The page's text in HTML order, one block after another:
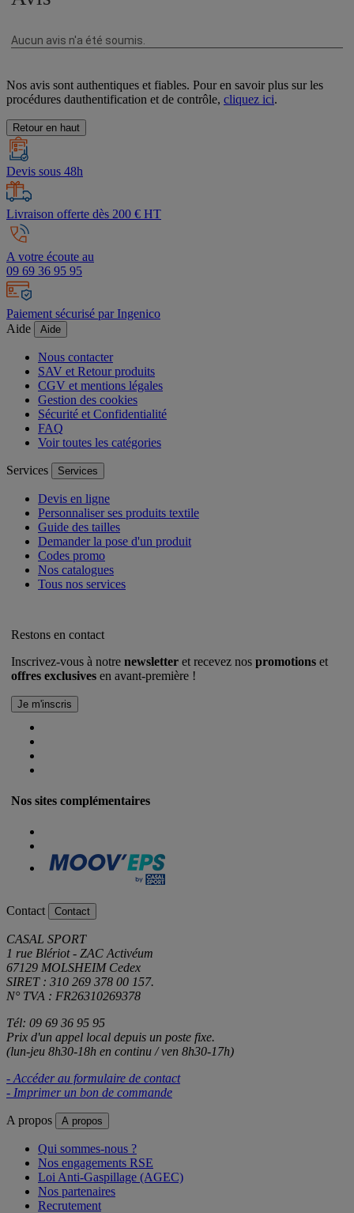
Nos avis sont authentiques et fiables. Pour en savoir plus sur les
procédures dauthentification et de contrôle, cliquez ici.
Retour en haut
Devis sous 48h
Livraison offerte dès 200 € HT
A votre écoute au
09 69 36 95 95
Paiement sécurisé par Ingenico
Aide
Aide
Nous contacter
SAV et Retour produits
CGV et mentions légales
Gestion des cookies
Sécurité et Confidentialité
FAQ
Voir toutes les catégories
Services Services
Devis en ligne
Personnaliser ses produits textile
Guide des tailles
Demander la pose d'un produit
Codes promo
Nos catalogues
Tous nos services
Restons en contact
Inscrivez-vous à notre newsletter et recevez nos promotions et
offres exclusives en avant-première !
Nos sites complémentaires
Contact Contact
CASAL SPORT
1 rue Blériot - ZAC Activéum
67129 MOLSHEIM Cedex
SIRET : 310 269 378 00 157.
N° TVA : FR26310269378
Tél: 09 69 36 95 95
Prix d'un appel local depuis un poste fixe.
(lun-jeu 8h30-18h en continu / ven 8h30-17h)
- Accéder au formulaire de contact
- Imprimer un bon de commande
A propos A propos
Qui sommes-nous ?
Nos engagements RSE
Loi Anti-Gaspillage (AGEC)
Nos partenaires
Recrutement